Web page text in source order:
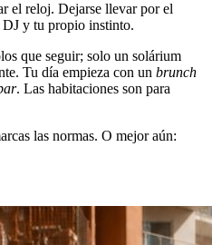
el reloj. Dejarse llevar por el
y tu propio instinto.
que seguir; solo un solárium
Tu día empieza con un brunch
. Las habitaciones son para
las normas. O mejor aún: